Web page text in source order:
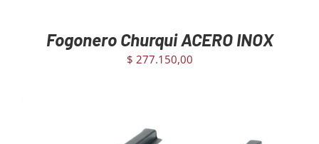
Fogonero Churqui ACERO INOX
$ 277.150,00